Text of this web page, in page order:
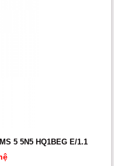
5 5N5 HQ1BEG E/1.1